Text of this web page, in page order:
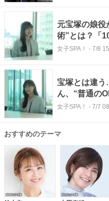
元宝塚の娘役
術”とは？「
きた」
女子SPA！ - 7/8
宝塚とは違
ん、“普通の
るある」に驚
女子SPA！ - 7/7
おすすめのテーマ